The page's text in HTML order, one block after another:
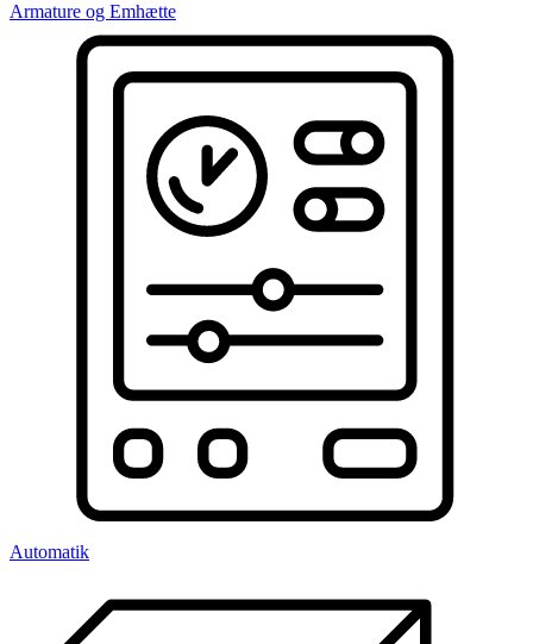
Armature og Emhætte
Automatik